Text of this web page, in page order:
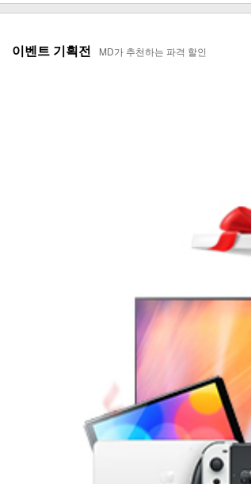
이벤트 기획전 MD가 추천하는 파격 할인